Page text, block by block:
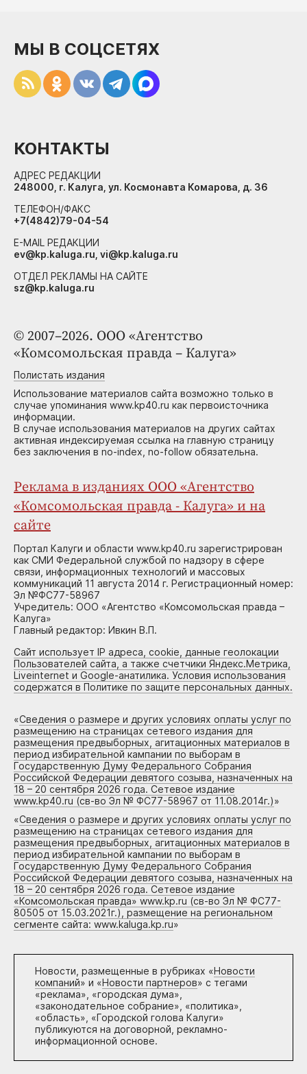
© 2007–2026. ООО «Агентство
«Комсомольская правда – Калуга»
Полистать издания
Использование материалов сайта возможно только в
случае упоминания www.kp40.ru как первоисточника
информации.
В случае использования материалов на других сайтах
активная индексируемая ссылка на главную страницу
без заключения в no-index, no-follow обязательна.
Реклама в изданиях ООО «Агентство
«Комсомольская правда - Калуга» и на
сайте
Портал Калуги и области www.kp40.ru зарегистрирован
как СМИ Федеральной службой по надзору в сфере
связи, информационных технологий и массовых
коммуникаций 11 августа 2014 г. Регистрационный номер:
Эл №ФС77-58967
Учредитель: ООО «Агентство «Комсомольская правда –
Калуга»
Главный редактор: Ивкин В.П.
Сайт использует IP адреса, cookie, данные геолокации
Пользователей сайта, а также счетчики Яндекс.Метрика,
Liveinternet и Google-анатилика. Условия использования
содержатся в Политике по защите персональных данных.
«Сведения о размере и других условиях оплаты услуг по
размещению на страницах сетевого издания для
размещения предвыборных, агитационных материалов в
период избирательной кампании по выборам в
Государственную Думу Федерального Собрания
Российской Федерации девятого созыва, назначенных на
18 – 20 сентября 2026 года. Сетевое издание
www.kp40.ru (св-во Эл № ФС77-58967 от 11.08.2014г.)»
«Сведения о размере и других условиях оплаты услуг по
размещению на страницах сетевого издания для
размещения предвыборных, агитационных материалов в
период избирательной кампании по выборам в
Государственную Думу Федерального Собрания
Российской Федерации девятого созыва, назначенных на
18 – 20 сентября 2026 года. Сетевое издание
«Комсомольская правда» www.kp.ru (св-во Эл № ФС77-
80505 от 15.03.2021г.), размещение на региональном
сегменте сайта: www.kaluga.kp.ru»
Новости, размещенные в рубриках «Новости
компаний» и «Новости партнеров» с тегами
«реклама», «городская дума»,
«законодательное собрание», «политика»,
«область», «Городской голова Калуги»
публикуются на договорной, рекламно-
информационной основе.
МЫ В СОЦСЕТЯХ
КОНТАКТЫ
АДРЕС РЕДАКЦИИ
248000, г. Калуга, ул. Космонавта Комарова, д. 36
ТЕЛЕФОН/ФАКС
+7(4842)79-04-54
E-MAIL РЕДАКЦИИ
ev@kp.kaluga.ru, vi@kp.kaluga.ru
ОТДЕЛ РЕКЛАМЫ НА САЙТЕ
sz@kp.kaluga.ru